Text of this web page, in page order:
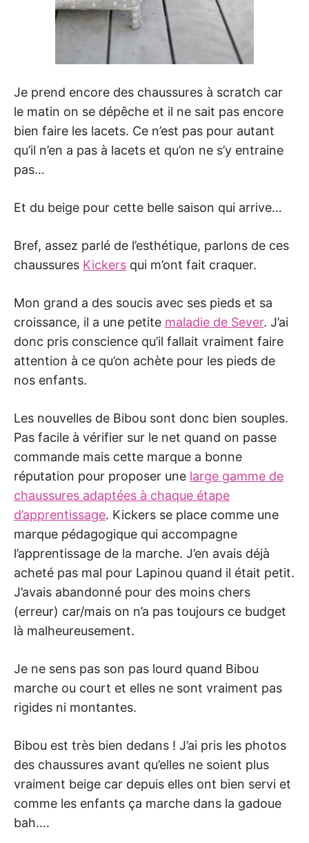
Je prend encore des chaussures à scratch car
le matin on se dépêche et il ne sait pas encore
bien faire les lacets. Ce n’est pas pour autant
qu’il n’en a pas à lacets et qu’on ne s’y entraine
pas…
Et du beige pour cette belle saison qui arrive…
Bref, assez parlé de l’esthétique, parlons de ces
chaussures Kickers qui m’ont fait craquer.
Mon grand a des soucis avec ses pieds et sa
croissance, il a une petite maladie de Sever. J’ai
donc pris conscience qu’il fallait vraiment faire
attention à ce qu’on achète pour les pieds de
nos enfants.
Les nouvelles de Bibou sont donc bien souples.
Pas facile à vérifier sur le net quand on passe
commande mais cette marque a bonne
réputation pour proposer une large gamme de
chaussures adaptées à chaque étape
d’apprentissage. Kickers se place comme une
marque pédagogique qui accompagne
l’apprentissage de la marche. J’en avais déjà
acheté pas mal pour Lapinou quand il était petit.
J’avais abandonné pour des moins chers
(erreur) car/mais on n’a pas toujours ce budget
là malheureusement.
Je ne sens pas son pas lourd quand Bibou
marche ou court et elles ne sont vraiment pas
rigides ni montantes.
Bibou est très bien dedans ! J’ai pris les photos
des chaussures avant qu’elles ne soient plus
vraiment beige car depuis elles ont bien servi et
comme les enfants ça marche dans la gadoue
bah….